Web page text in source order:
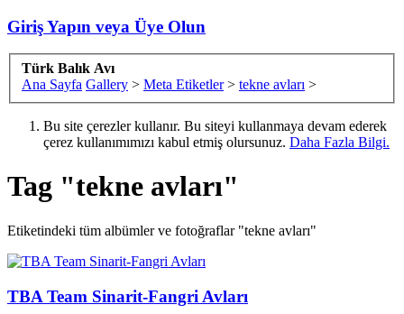
Giriş Yapın veya Üye Olun
Türk Balık Avı
Ana Sayfa Gallery > Meta Etiketler > tekne avları >
Bu site çerezler kullanır. Bu siteyi kullanmaya devam ederek
çerez kullanımımızı kabul etmiş olursunuz. Daha Fazla Bilgi.
Tag "tekne avları"
Etiketindeki tüm albümler ve fotoğraflar "tekne avları"
TBA Team Sinarit-Fangri Avları